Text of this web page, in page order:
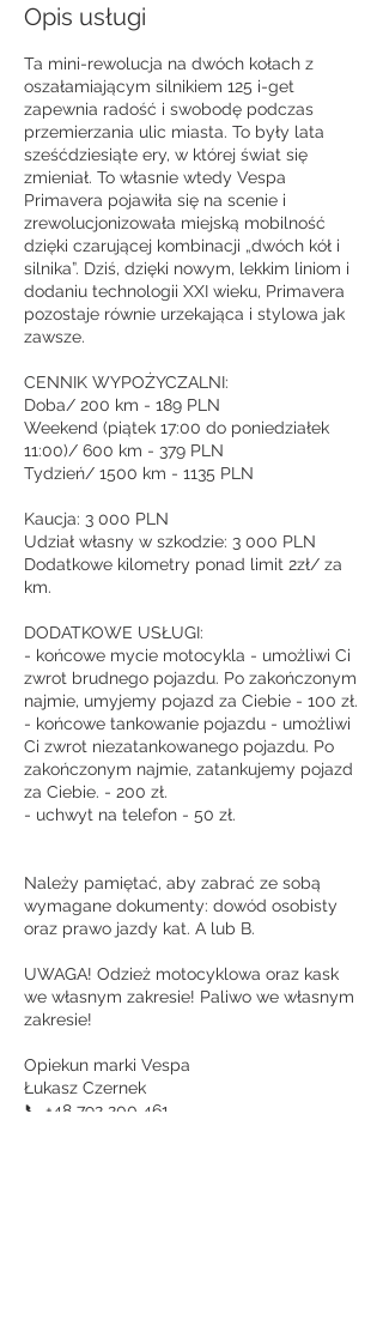
Opis usługi
Ta mini-rewolucja na dwóch kołach z
oszałamiającym silnikiem 125 i-get
zapewnia radość i swobodę podczas
przemierzania ulic miasta. To były lata
sześćdziesiąte ery, w której świat się
zmieniał. To własnie wtedy Vespa
Primavera pojawiła się na scenie i
zrewolucjonizowała miejską mobilność
dzięki czarującej kombinacji „dwóch kół i
silnika”. Dziś, dzięki nowym, lekkim liniom i
dodaniu technologii XXI wieku, Primavera
pozostaje równie urzekająca i stylowa jak
zawsze.
CENNIK WYPOŻYCZALNI:
Doba/ 200 km - 189 PLN
Weekend (piątek 17:00 do poniedziałek
11:00)/ 600 km - 379 PLN
Tydzień/ 1500 km - 1135 PLN
Kaucja: 3 000 PLN
Udział własny w szkodzie: 3 000 PLN
Dodatkowe kilometry ponad limit 2zł/ za
km.
DODATKOWE USŁUGI:
- końcowe mycie motocykla - umożliwi Ci
zwrot brudnego pojazdu. Po zakończonym
najmie, umyjemy pojazd za Ciebie - 100 zł.
- końcowe tankowanie pojazdu - umożliwi
Ci zwrot niezatankowanego pojazdu. Po
zakończonym najmie, zatankujemy pojazd
za Ciebie. - 200 zł.
- uchwyt na telefon - 50 zł.
Należy pamiętać, aby zabrać ze sobą
wymagane dokumenty: dowód osobisty
oraz prawo jazdy kat. A lub B.
UWAGA! Odzież motocyklowa oraz kask
we własnym zakresie! Paliwo we własnym
zakresie!
Opiekun marki Vespa
Łukasz Czernek
📞 +48 792 200 461